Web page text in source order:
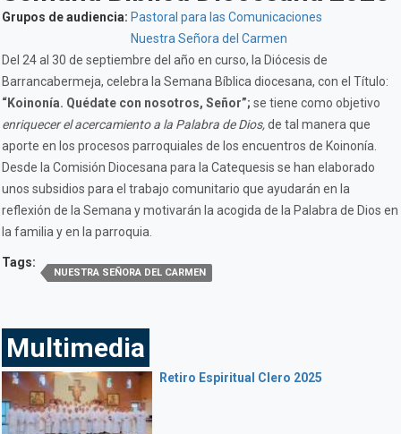
Grupos de audiencia: Pastoral para las Comunicaciones
Nuestra Señora del Carmen
Del 24 al 30 de septiembre del año en curso, la Diócesis de
Barrancabermeja, celebra la Semana Bíblica diocesana, con el Título:
“Koinonía. Quédate con nosotros, Señor”; se tiene como objetivo
enriquecer el acercamiento a la Palabra de Dios,de tal manera que
aporte en los procesos parroquiales de los encuentros de Koinonía.
Desde la Comisión Diocesana para la Catequesis se han elaborado
unos subsidios para el trabajo comunitario que ayudarán en la
reflexión de la Semana y motivarán la acogida de la Palabra de Dios en
la familia y en la parroquia.
Tags:
NUESTRA SEÑORA DEL CARMEN
Multimedia
Retiro Espiritual Clero 2025